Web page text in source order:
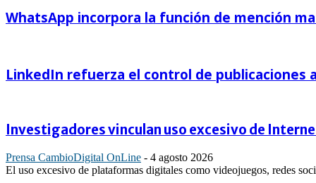
WhatsApp incorpora la función de mención
LinkedIn refuerza el control de
Investigadores vinculan uso excesivo de
Prensa CambioDigital OnLine - 4 agosto 2026
El uso excesivo de plataformas digitales como videojuegos, redes